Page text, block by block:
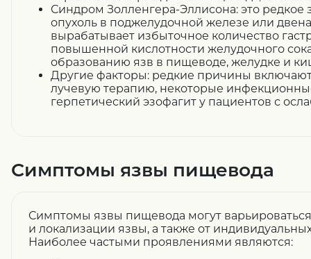
Синдром Золленгера-Эллисона: это редкое
опухоль в поджелудочной железе или
вырабатывает избыточное количество
повышенной кислотности желудочного сока
образованию язв в пищеводе, желудке и
Другие факторы: редкие причины
лучевую терапию, некоторые
герпетический эзофагит у пациентов с
Симптомы язвы пищевода
Симптомы язвы пищевода могут
и локализации язвы, а также от
Наиболее частыми проявлениями являются: